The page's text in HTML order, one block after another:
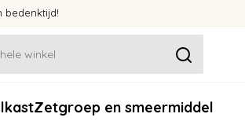
bedenktijd!
Zetgroep en smeermiddel